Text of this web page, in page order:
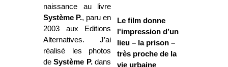
naissance au livre
Système P., paru en
2003 aux Editions
Alternatives. J’ai
réalisé les photos
deSystème P.dans
Le film donne
l'impression d’un
lieu – la prison –
très proche de la
vie urbaine